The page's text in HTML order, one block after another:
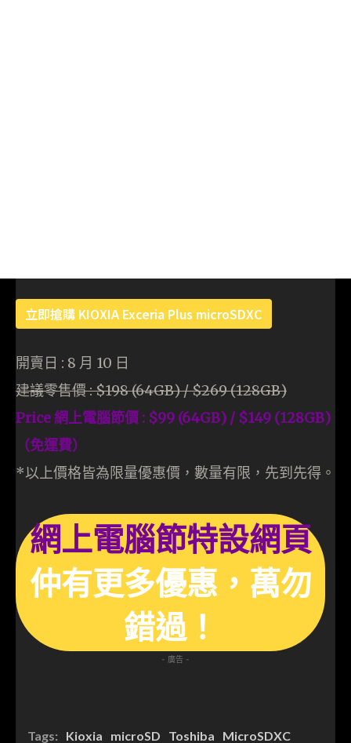
立即搶購 KIOXIA Exceria Plus microSDXC
開賣日 : 8 月 10 日
建議零售價 : $198 (64GB) / $269 (128GB)
Price 網上電腦節價 : $99 (64GB) / $149 (128GB)
（免運費）
*以上價格皆為限量優惠價，數量有限，先到先得。
網上電腦節特設網頁
仲有更多優惠，萬勿
錯過！
- 廣告 -
Tags: Kioxia microSD Toshiba
MicroSDXC